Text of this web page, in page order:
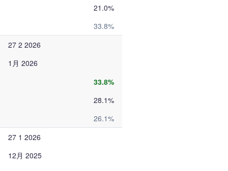
21.0%
33.8%
27 2 2026
1月 2026
33.8%
28.1%
26.1%
27 1 2026
12月 2025